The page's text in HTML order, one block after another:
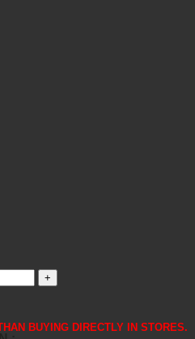
BUYING DIRECTLY IN STORES.